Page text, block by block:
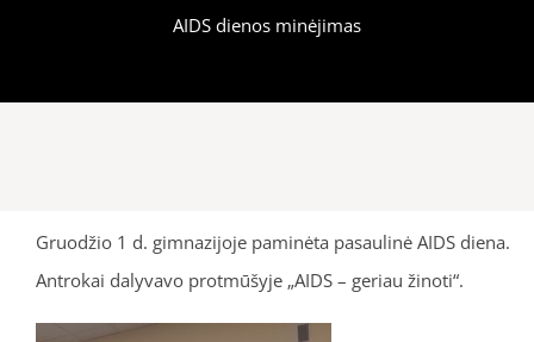
AIDS dienos minėjimas
Gruodžio 1 d. gimnazijoje paminėta pasaulinė AIDS diena.
Antrokai dalyvavo protmūšyje „AIDS – geriau žinoti“.